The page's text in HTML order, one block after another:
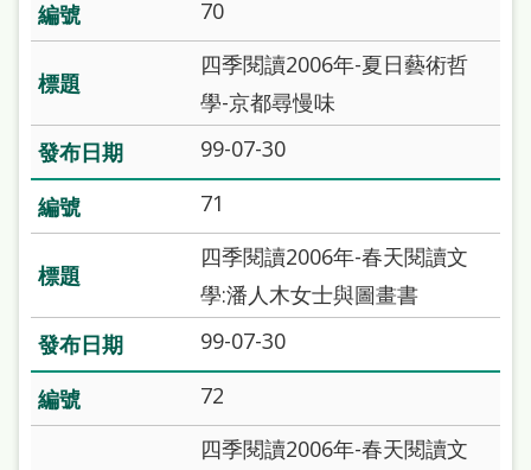
網
站
料
開
放
宣
著
作
權
70
四季閱讀2006年-夏日藝術哲
學-京都尋慢味
99-07-30
71
四季閱讀2006年-春天閱讀文
學:潘人木女士與圖畫書
99-07-30
72
四季閱讀2006年-春天閱讀文